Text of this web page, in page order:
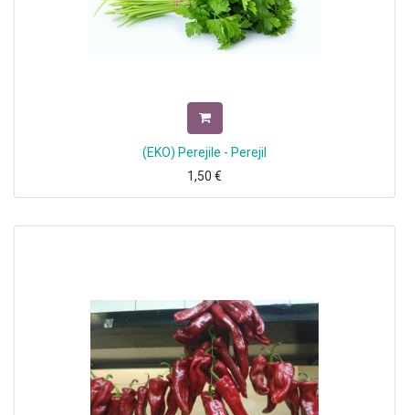
(EKO) Perejile - Perejil
1,50 €